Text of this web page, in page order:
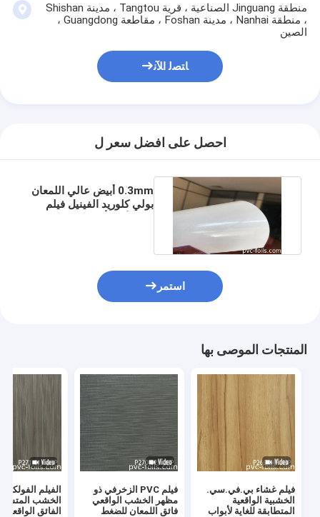
منطقة Jinguang الصناعية ، قرية Tangtou ، مدينة Shishan
، منطقة Nanhai ، مدينة Foshan ، مقاطعة Guangdong ،
الصين
ﺎﺘﺼﻟ ﺍﻶﻧ
احصل على افضل سعر ل
0.3mm أبيض عالي اللمعان
بولي كلوريد الفينيل فيلم
استمر
المنتجات الموصى بها
فيلم غشاء بي.في.سي.
الخشبية الواقعية
المتطابقة للغاية لأبواب
فيلم PVC الزخرفي ذو
مظهر الخشب الواقعي
فائق اللمعان للضغط
الفيلم
الخشب المتسخ
الفائق